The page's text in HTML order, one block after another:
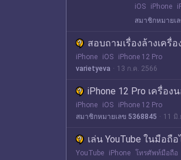
iOS iPhone
สมาชิกหมายเ
สอบถามเรื่องล้างเครื่
iPhone iOS
iPhone 12 Pro
varietyeva
13 ก.ค. 2566
iPhone 12 Pro เครื่อง
iPhone iOS
iPhone 12 Pro
สมาชิกหมายเลข 5368845
11 มิ
เล่น YouTube ในมือถื
YouTube iPhone โทรศัพท์มือถือ